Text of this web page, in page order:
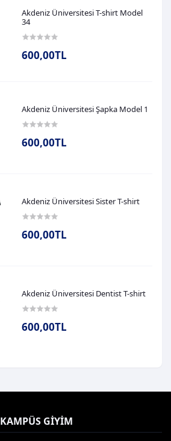
Akdeniz Üniversitesi T-shirt Model
34
600,00TL
Akdeniz Üniversitesi Şapka Model 1
600,00TL
Akdeniz Üniversitesi Sister T-shirt
600,00TL
Akdeniz Üniversitesi Dentist T-shirt
600,00TL
KAMPÜS GIYIM